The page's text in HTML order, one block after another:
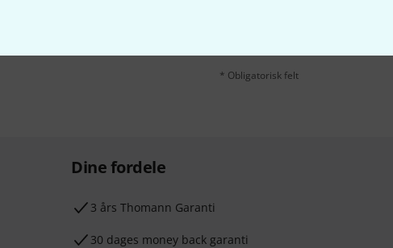
Når jeg klikker på "Tilmeld dig nu",
* Obligatorisk felt
Dine fordele
3 års Thomann Garanti
30 dages money back garanti